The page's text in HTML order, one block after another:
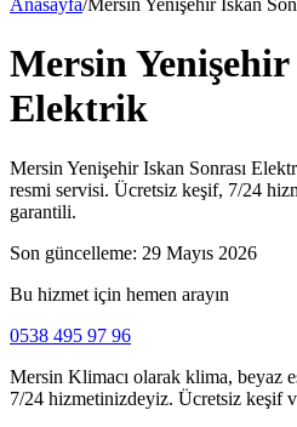
Anasayfa/Mersin Yenişehir Iskan
Mersin Yenişehir
Elektrik
Mersin Yenişehir Iskan Sonrası
resmi servisi. Ücretsiz keşif, 7/24
garantili.
Son güncelleme: 29 Mayıs 2026
Bu hizmet için hemen arayın
0538 495 97 96
Mersin Klimacı olarak klima, beyaz
7/24 hizmetinizdeyiz. Ücretsiz keşif